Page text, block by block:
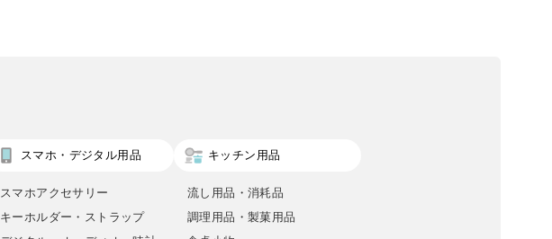
スマホ・デジタル用品
スマホアクセサリー
キーホルダー・ストラップ
キッチン用品
流し用品・消耗品
調理用品・製菓用品